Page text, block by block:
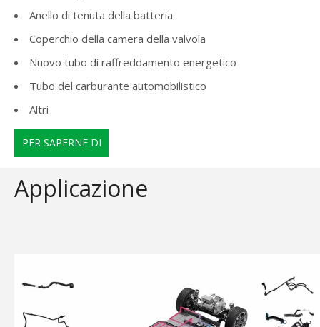
Anello di tenuta della batteria
Coperchio della camera della valvola
Nuovo tubo di raffreddamento energetico
Tubo del carburante automobilistico
Altri
PER SAPERNE DI
Applicazione